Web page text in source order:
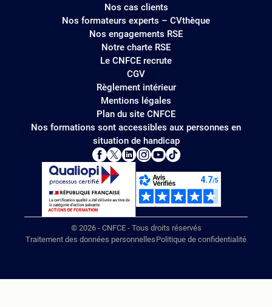
Nos cas clients
Nos formateurs experts – CVthèque
Nos engagements RSE
Notre charte RSE
Le CNFCE recrute
CGV
Règlement intérieur
Mentions légales
Plan du site CNFCE
Nos formations sont accessibles aux personnes en
situation de handicap
© 2026 - CNFCE - Tous droits réservés
Traitement des données personnelles Politique de confidentialité